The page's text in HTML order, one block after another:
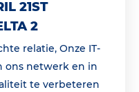
21ST
2
relatie, Onze IT-
ons netwerk en in
te verbeteren